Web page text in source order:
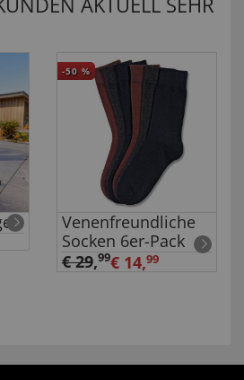
-50 %
Venenfreundliche
Socken 6er-Pack
€ 29,99€ 14,99